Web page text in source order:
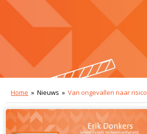
Home » Nieuws »Van ongevallen naar risico